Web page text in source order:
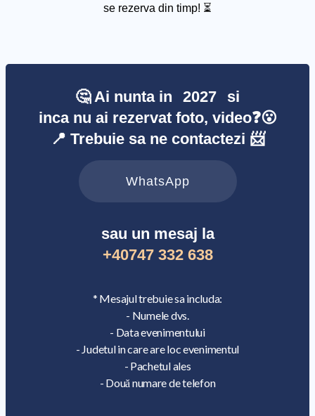
se rezerva din timp! ⏳
🤔 Ai nunta in 2027
si
inca nu ai rezervat foto, video❓😮
📍 Trebuie sa ne contactezi 📨
WhatsApp
sau un mesaj la
+40747 332 638
* Mesajul trebuie sa includa:
- Numele dvs.
- Data evenimentului
- Judetul in care are loc evenimentul
- Pachetul ales
- Două numare de telefon